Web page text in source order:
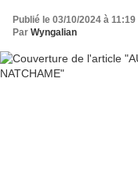
Publié le 03/10/2024 à 11:19
Par Wyngalian